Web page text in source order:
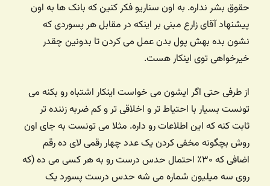
حقوق بشر نداره. به اون سناریو فکر کنین که بانک ها به اون
پیشنهاد آقای زارع مبنی بر اینکه در مقابل هر پسوردی که
نشون بده بهش پول بدن عمل می کردن تا بدونین چقدر
خیرخواهی توی اینکار هست.
از طرفی حتی اگر ایشون می خواست اینکار اشتباه رو بکنه می
تونست بسیار با احتیاط تر و اخلاقی تر و کم ضربه زننده تر
ثابت کنه که این اطلاعات رو داره. مثلا می تونست به جای اون
روش بچگونه مخفی کردن یک عدد چهار رقمی لای ده رقم
اضافی که ۳۰٪ احتمال حدس درست رو به هر کسی می ده (که
روی سه میلیون شماره می شه حدس درست پسورد یک